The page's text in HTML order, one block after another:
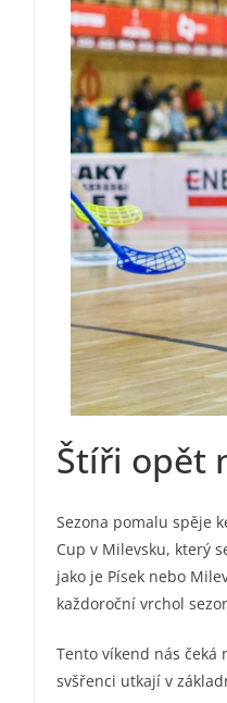
Štíři opět
Sezona pomalu spěje
Cup v Milevsku, který
jako je Písek nebo
každoroční vrchol
Tento víkend nás
svšřenci utkají v